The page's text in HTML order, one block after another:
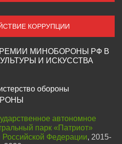
КОРРУПЦИИ
МИНОБОРОНЫ РФ В
И ИСКУССТВА
автономное
парк «Патриот»
Федерации, 2015-